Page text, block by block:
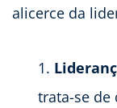
alicerce da
trata-se de